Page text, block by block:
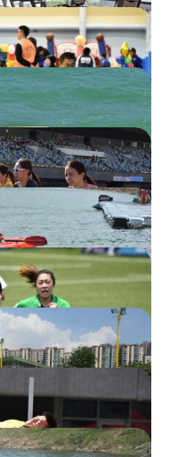
列表
申請」
到 (自助簽場機)
加入夥伴
設施
補堂邀請
改優惠收費
動抽籤申請